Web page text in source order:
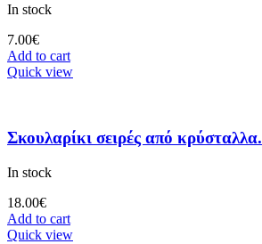
In stock
7.00€
Add to cart
Quick view
Σκουλαρίκι σειρές από κρύσταλλα.
In stock
18.00€
Add to cart
Quick view